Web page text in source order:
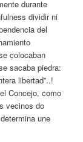
durante
dividir ni
del
colocaban
sacaba piedra:
libertad”..!
Concejo, como
vecinos do
une